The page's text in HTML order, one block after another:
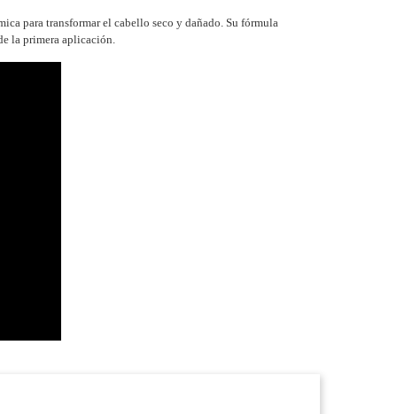
para transformar el cabello seco y dañado. Su fórmula
la primera aplicación.